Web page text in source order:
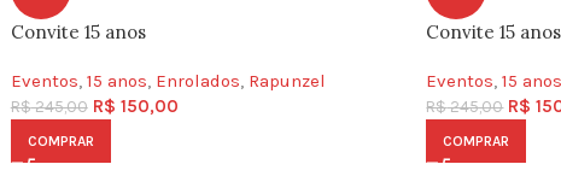
Convite 15 anos
Eventos, 15 anos, Enrolados, Rapunzel
R$245,00 R$ 150,00
COMPRAR
Convite 15
Eventos, 15 anos
R$245,00 R$
COMPRAR